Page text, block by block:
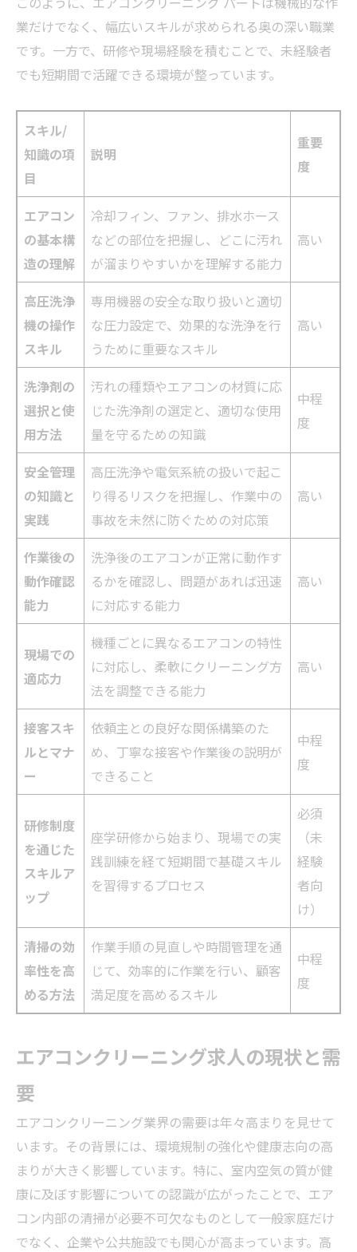
業だけでなく、幅広いスキルが求められる奥の深い職業
です。一方で、研修や現場経験を積むことで、未経験者
でも短期間で活躍できる環境が整っています。
スキル/
知識の項
目
説明
重要
度
エアコン
の基本構
造の理解
冷却フィン、ファン、排水ホース
などの部位を把握し、どこに汚れ
が溜まりやすいかを理解する能力
高い
高圧洗浄
機の操作
スキル
専用機器の安全な取り扱いと適切
な圧力設定で、効果的な洗浄を行
うために重要なスキル
高い
洗浄剤の
選択と使
用方法
汚れの種類やエアコンの材質に応
じた洗浄剤の選定と、適切な使用
量を守るための知識
中程
度
安全管理
の知識と
実践
高圧洗浄や電気系統の扱いで起こ
り得るリスクを把握し、作業中の
事故を未然に防ぐための対応策
高い
作業後の
動作確認
能力
洗浄後のエアコンが正常に動作す
るかを確認し、問題があれば迅速
に対応する能力
高い
現場での
適応力
機種ごとに異なるエアコンの特性
に対応し、柔軟にクリーニング方
法を調整できる能力
高い
接客スキ
ルとマナ
ー
依頼主との良好な関係構築のた
め、丁寧な接客や作業後の説明が
できること
中程
度
研修制度
を通じた
スキルア
ップ
座学研修から始まり、現場での実
践訓練を経て短期間で基礎スキル
を習得するプロセス
必須
（未
経験
者向
け）
清掃の効
率性を高
める方法
作業手順の見直しや時間管理を通
じて、効率的に作業を行い、顧客
満足度を高めるスキル
中程
度
エアコンクリーニング求人の現状と需
要
エアコンクリーニング業界の需要は年々高まりを見せて
います。その背景には、環境規制の強化や健康志向の高
まりが大きく影響しています。特に、室内空気の質が健
康に及ぼす影響についての認識が広がったことで、エア
コン内部の清掃が必要不可欠なものとして一般家庭だけ
でなく、企業や公共施設でも関心が高まっています。高